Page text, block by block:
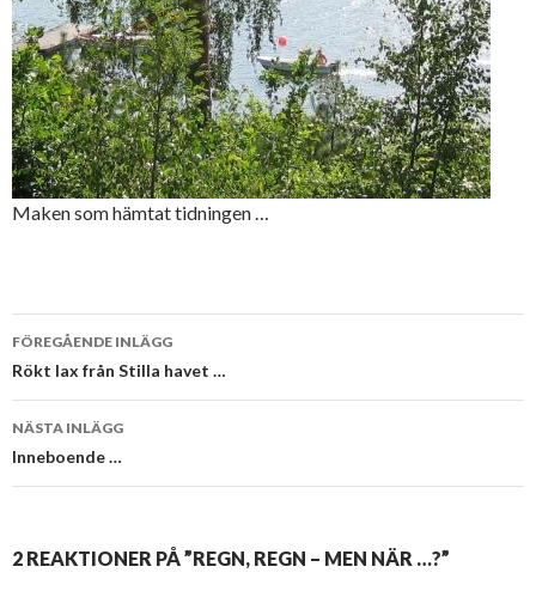
Maken som hämtat tidningen …
Inläggsnavigering
FÖREGÅENDE INLÄGG
Rökt lax från Stilla havet …
NÄSTA INLÄGG
Inneboende …
2 REAKTIONER PÅ ”REGN, REGN – MEN NÄR …?”